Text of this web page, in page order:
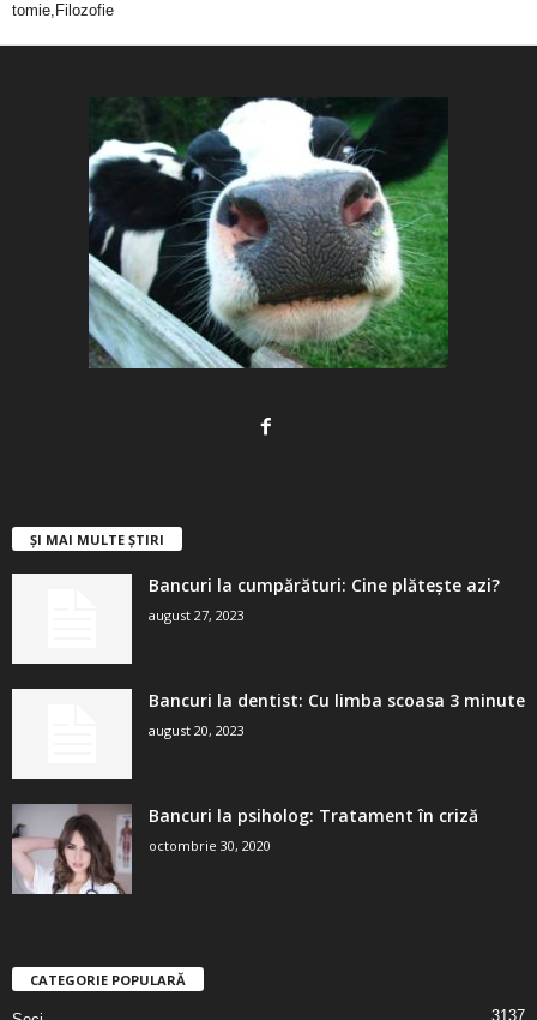
tomie,Filozofie
ȘI MAI MULTE ȘTIRI
Bancuri la cumpărături: Cine plătește azi?
august 27, 2023
Bancuri la dentist: Cu limba scoasa 3 minute
august 20, 2023
Bancuri la psiholog: Tratament în criză
octombrie 30, 2020
CATEGORIE POPULARĂ
3137